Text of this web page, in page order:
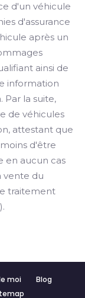
d'un véhicule
d'assurance
après un
ainsi de
information
Par la suite,
de véhicules
attestant que
d'être
en aucun cas
vente du
traitement
moi
Blog